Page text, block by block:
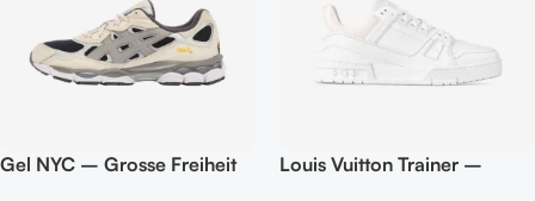
Gel NYC – Grosse Freiheit
Louis Vuitton Trainer –